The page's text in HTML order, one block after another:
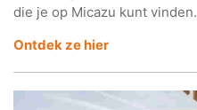
die je op Micazu kunt vinden.
Ontdek ze hier